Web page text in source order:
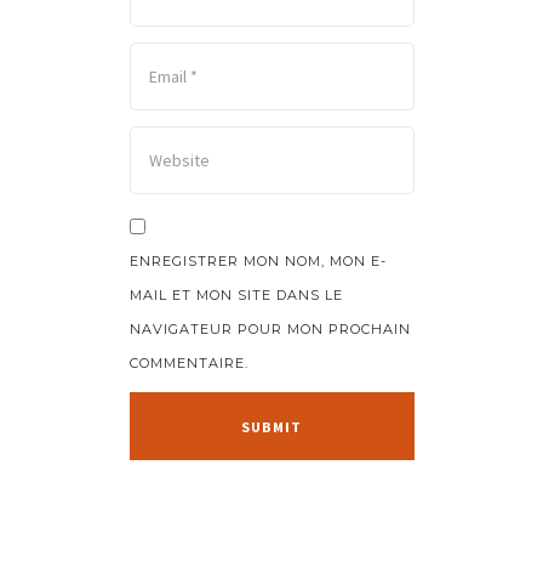
ENREGISTRER MON NOM, MON E-
MAIL ET MON SITE DANS LE
NAVIGATEUR POUR MON PROCHAIN
COMMENTAIRE.